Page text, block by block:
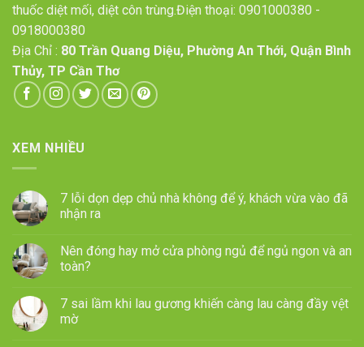
thuốc diệt mối, diệt côn trùng.Điện thoại: 0901000380 -
0918000380
Địa Chỉ : 80 Trần Quang Diệu, Phường An Thới, Quận Bình
Thủy, TP Cần Thơ
XEM NHIỀU
7 lỗi dọn dẹp chủ nhà không để ý, khách vừa vào đã
nhận ra
Nên đóng hay mở cửa phòng ngủ để ngủ ngon và an
toàn?
7 sai lầm khi lau gương khiến càng lau càng đầy vệt
mờ